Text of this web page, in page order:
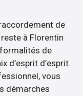
de
à Florentin
de
d’esprit d’esprit.
vous
démarches